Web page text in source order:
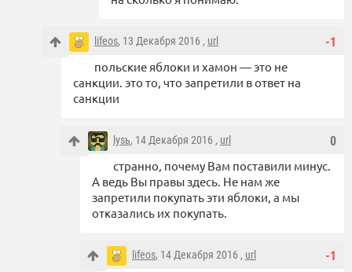
-1
lifeos, 13 Декабря 2016 , url
польские яблоки и хамон — это не
санкции. это то, что запретили в ответ на
санкции
0
lysь, 14 Декабря 2016 , url
странно, почему Вам поставили минус.
А ведь Вы правы здесь. Не нам же
запретили покупать эти яблоки, а мы
отказались их покупать.
-1
lifeos, 14 Декабря 2016 , url